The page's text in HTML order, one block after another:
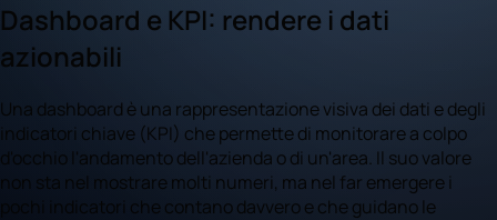
Dashboard e KPI: rendere i dati
azionabili
Una dashboard è una rappresentazione visiva dei dati e degli
indicatori chiave (KPI) che permette di monitorare a colpo
d'occhio l'andamento dell'azienda o di un'area. Il suo valore
non sta nel mostrare molti numeri, ma nel far emergere i
pochi indicatori che contano davvero e che guidano le